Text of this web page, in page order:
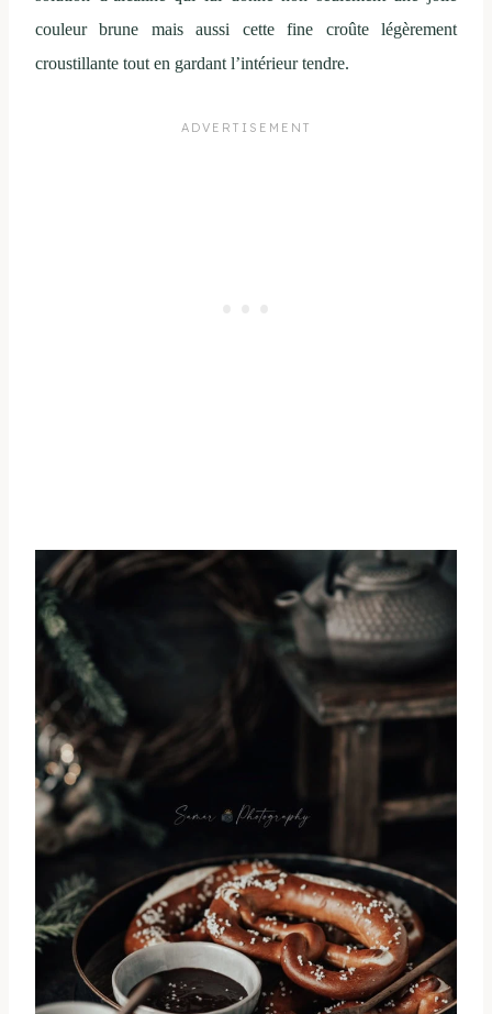
couleur brune mais aussi cette fine croûte légèrement
croustillante tout en gardant l’intérieur tendre.